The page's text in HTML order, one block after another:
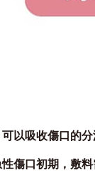
以吸收傷口的
傷口初期，敷